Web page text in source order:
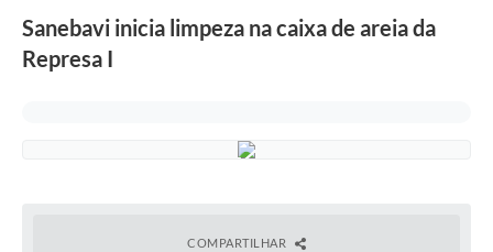
CONTATOS
Sanebavi inicia limpeza na caixa de areia da
Represa I
COMPARTILHAR